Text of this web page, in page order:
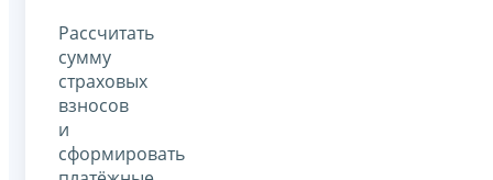
Рассчитать
сумму
страховых
взносов
и
сформировать